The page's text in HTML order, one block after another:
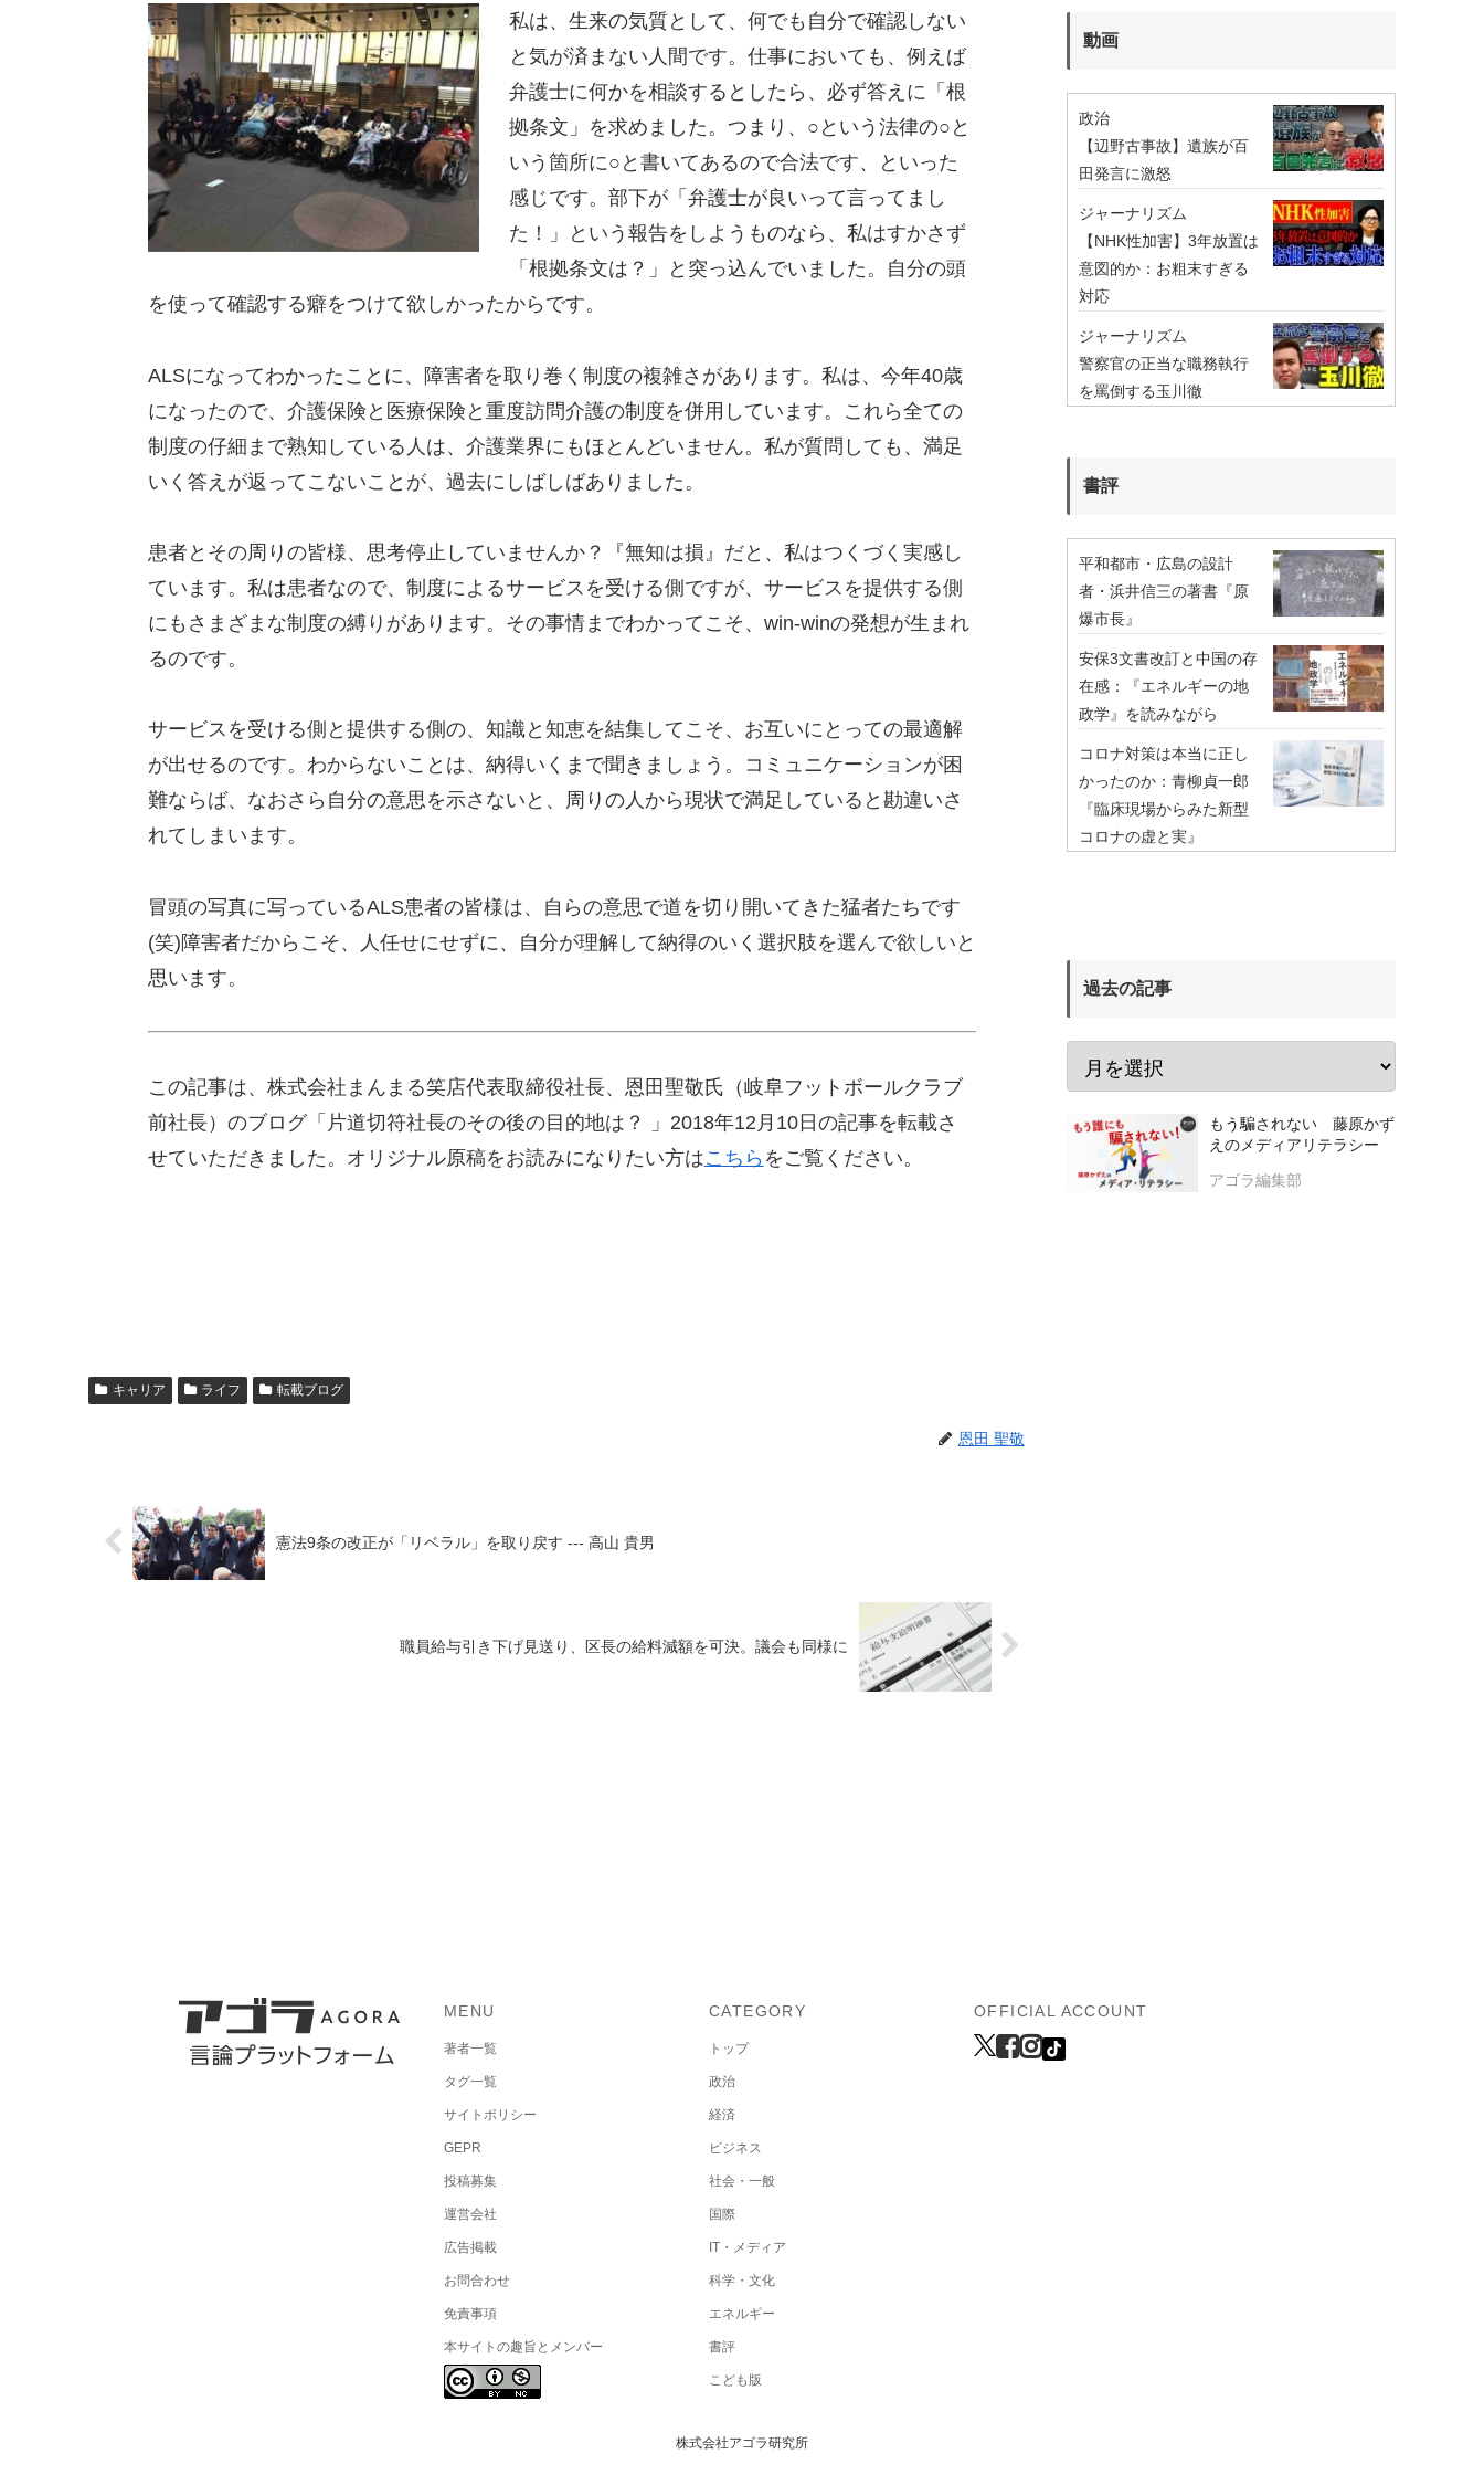
私は、生来の気質として、何でも自分で確認しない
と気が済まない人間です。仕事においても、例えば
弁護士に何かを相談するとしたら、必ず答えに「根
拠条文」を求めました。つまり、○という法律の○と
いう箇所に○と書いてあるので合法です、といった
感じです。部下が「弁護士が良いって言ってまし
た！」という報告をしようものなら、私はすかさず
「根拠条文は？」と突っ込んでいました。自分の頭
を使って確認する癖をつけて欲しかったからです。
ALSになってわかったことに、障害者を取り巻く制度の複雑さがあります。私は、今年40歳
になったので、介護保険と医療保険と重度訪問介護の制度を併用しています。これら全ての
制度の仔細まで熟知している人は、介護業界にもほとんどいません。私が質問しても、満足
いく答えが返ってこないことが、過去にしばしばありました。
患者とその周りの皆様、思考停止していませんか？『無知は損』だと、私はつくづく実感し
ています。私は患者なので、制度によるサービスを受ける側ですが、サービスを提供する側
にもさまざまな制度の縛りがあります。その事情までわかってこそ、win-winの発想が生まれ
るのです。
サービスを受ける側と提供する側の、知識と知恵を結集してこそ、お互いにとっての最適解
が出せるのです。わからないことは、納得いくまで聞きましょう。コミュニケーションが困
難ならば、なおさら自分の意思を示さないと、周りの人から現状で満足していると勘違いさ
れてしまいます。
冒頭の写真に写っているALS患者の皆様は、自らの意思で道を切り開いてきた猛者たちです
(笑)障害者だからこそ、人任せにせずに、自分が理解して納得のいく選択肢を選んで欲しいと
思います。
この記事は、株式会社まんまる笑店代表取締役社長、恩田聖敬氏（岐阜フットボールクラブ
前社長）のブログ「片道切符社長のその後の目的地は？ 」2018年12月10日の記事を転載さ
せていただきました。オリジナル原稿をお読みになりたい方はこちら をご覧ください。
キャリア ライフ 転載ブログ
恩田 聖敬
憲法9条の改正が「リベラル」を取り戻す --- 高山 貴男
職員給与引き下げ見送り、区長の給料減額を可決。議会も同様に
動画
政治
【辺野古事故】遺族が百
田発言に激怒
ジャーナリズム
【NHK性加害】3年放置は
意図的か：お粗末すぎる
対応
ジャーナリズム
警察官の正当な職務執行
を罵倒する玉川徹
書評
平和都市・広島の設計
者・浜井信三の著書『原
爆市長』
安保3文書改訂と中国の存
在感：『エネルギーの地
政学』を読みながら
コロナ対策は本当に正し
かったのか：青柳貞一郎
『臨床現場からみた新型
コロナの虚と実』
過去の記事
もう騙されない 藤原かず
えのメディアリテラシー
アゴラ編集部
MENU
著者一覧
タグ一覧
サイトポリシー
GEPR
投稿募集
運営会社
広告掲載
お問合わせ
免責事項
本サイトの趣旨とメンバー
CATEGORY
トップ
政治
経済
ビジネス
社会・一般
国際
IT・メディア
科学・文化
エネルギー
書評
こども版
OFFICIAL ACCOUNT
株式会社アゴラ研究所